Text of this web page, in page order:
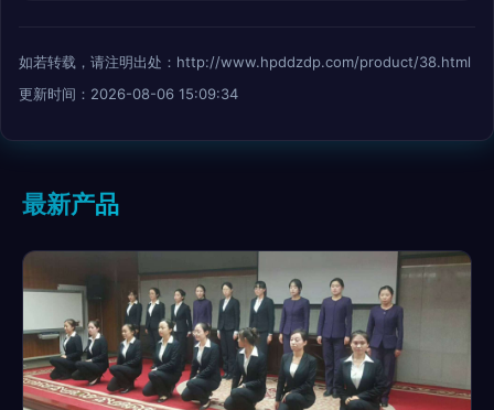
如若转载，请注明出处：http://www.hpddzdp.com/product/38.html
更新时间：2026-08-06 15:09:34
最新产品